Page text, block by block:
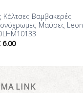
Κάλτσες Βαμβακερές
Μαύρες Leon
6.00
LINK